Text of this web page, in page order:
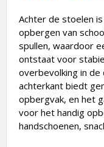
Achter de stoelen
opbergen van
spullen, waardoor
ontstaat voor
overbevolking in de
achterkant biedt
opbergvak, en het
voor het handig
handschoenen,